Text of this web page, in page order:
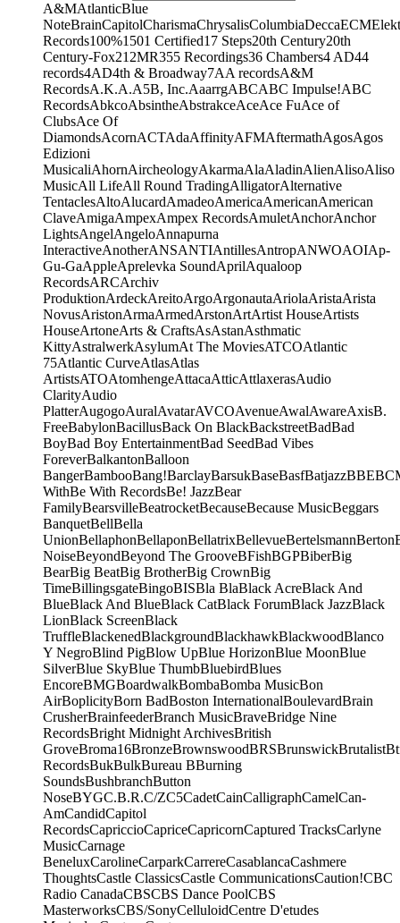
A&MAtlanticBlue
NoteBrainCapitolCharismaChrysalisColumbiaDeccaECM
Records100%1501 Certified17 Steps20th Century20th
Century-Fox21 2MR355 Recordings36 Chambers4 AD44
records4AD4th & Broadway7AA recordsA&M
RecordsA.K.A.A5B, Inc.AaarrgABCABC Impulse!ABC
RecordsAbkcoAbsintheAbstrakceAceAce FuAce of
ClubsAce Of
DiamondsAcornACTAdaAffinityAFMAftermathAgosAgos
Edizioni
MusicaliAhornAircheologyAkarmaAlaAladinAlienAlisoAliso
MusicAll LifeAll Round TradingAlligatorAlternative
TentaclesAltoAlucardAmadeoAmericaAmericanAmerican
ClaveAmigaAmpexAmpex RecordsAmuletAnchorAnchor
LightsAngelAngeloAnnapurna
InteractiveAnotherANSANTIAntillesAntropANWOAOIAp-
Gu-GaAppleAprelevka SoundAprilAqualoop
RecordsARCArchiv
ProduktionArdeckAreitoArgoArgonautaAriolaAristaArista
NovusAristonArmaArmedArstonArtArtist HouseArtists
HouseArtoneArts & CraftsAsAstanAsthmatic
KittyAstralwerkAsylumAt The MoviesATCOAtlantic
75Atlantic CurveAtlasAtlas
ArtistsATOAtomhengeAttacaAtticAttlaxerasAudio
ClarityAudio
PlatterAugogoAuralAvatarAVCOAvenueAwalAwareAxisB.
FreeBabylonBacillusBack On BlackBackstreetBadBad
BoyBad Boy EntertainmentBad SeedBad Vibes
ForeverBalkantonBalloon
BangerBambooBang!BarclayBarsukBaseBasfBatjazzBBE
WithBe With RecordsBe! JazzBear
FamilyBearsvilleBeatrocketBecauseBecause MusicBeggars
BanquetBellBella
UnionBellaphonBellaponBellatrixBellevueBertelsmannBerton
NoiseBeyondBeyond The GrooveBFishBGPBiberBig
BearBig BeatBig BrotherBig CrownBig
TimeBillingsgateBingoBISBla BlaBlack AcreBlack And
BlueBlack And BlueBlack CatBlack ForumBlack JazzBlack
LionBlack ScreenBlack
TruffleBlackenedBlackgroundBlackhawkBlackwoodBlanco
Y NegroBlind PigBlow UpBlue HorizonBlue MoonBlue
SilverBlue SkyBlue ThumbBluebirdBlues
EncoreBMGBoardwalkBombaBomba MusicBon
AirBoplicityBorn BadBoston InternationalBoulevardBrain
CrusherBrainfeederBranch MusicBraveBridge Nine
RecordsBright Midnight ArchivesBritish
GroveBroma16BronzeBrownswoodBRSBrunswickBrutalist
RecordsBukBulkBureau BBurning
SoundsBushbranchButton
NoseBYGC.B.R.C/ZC5CadetCainCalligraphCamelCan-
AmCandidCapitol
RecordsCapriccioCapriceCapricornCaptured TracksCarlyne
MusicCarnage
BeneluxCarolineCarparkCarrereCasablancaCashmere
ThoughtsCastle ClassicsCastle CommunicationsCaution!CBC
Radio CanadaCBSCBS Dance PoolCBS
MasterworksCBS/SonyCelluloidCentre D'etudes